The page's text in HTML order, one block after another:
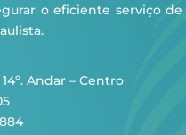
o eficiente serviço de
Andar – Centro